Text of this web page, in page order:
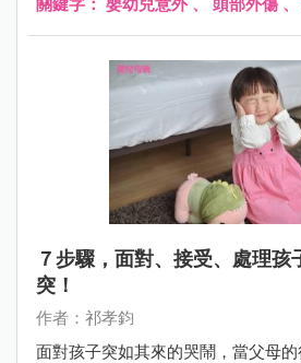
關鍵字： 嬰幼兒意外、 頭部外傷 、
７步驟，面對、接受、處理孩
突！
作者：祁孝鈞
面對孩子突如其來的哭鬧，當父母